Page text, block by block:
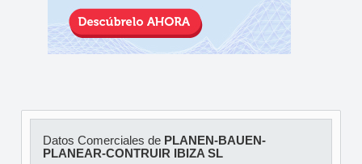
Datos Comerciales de PLANEN-BAUEN-
PLANEAR-CONTRUIR IBIZA SL